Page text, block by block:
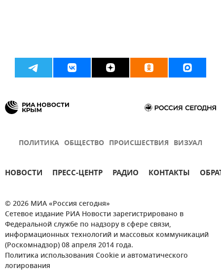
ПОЛИТИКА ОБЩЕСТВО ПРОИСШЕСТВИЯ ВИЗУАЛ
НОВОСТИ ПРЕСС-ЦЕНТР РАДИО КОНТАКТЫ
© 2026 МИА «Россия сегодня»
Сетевое издание РИА Новости зарегистрировано в
Федеральной службе по надзору в сфере связи,
информационных технологий и массовых коммуникаций
(Роскомнадзор) 08 апреля 2014 года.
Политика использования Cookie и автоматического
логирования